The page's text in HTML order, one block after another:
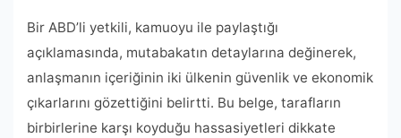
Bir ABD’li yetkili, kamuoyu ile paylaştığı
açıklamasında, mutabakatın detaylarına değinerek,
anlaşmanın içeriğinin iki ülkenin güvenlik ve ekonomik
çıkarlarını gözettiğini belirtti. Bu belge, tarafların
birbirlerine karşı koyduğu hassasiyetleri dikkate